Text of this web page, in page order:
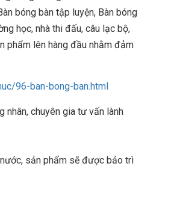
bóng bàn tập luyện, Bàn bóng
học, nhà thi đấu, câu lạc bộ,
phẩm lên hàng đầu nhằm đảm
96-ban-bong-ban.html
nhân, chuyên gia tư vấn lành
sản phẩm sẽ được bảo trì